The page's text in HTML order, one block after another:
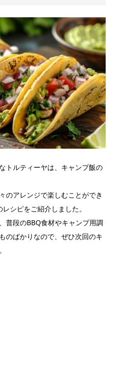
トルティーヤは、キャンプ飯の
のアレンジで楽しむことができ
シピをご紹介しました。
普段のBBQ食材やキャンプ用調
のばかりなので、ぜひ次回のキ